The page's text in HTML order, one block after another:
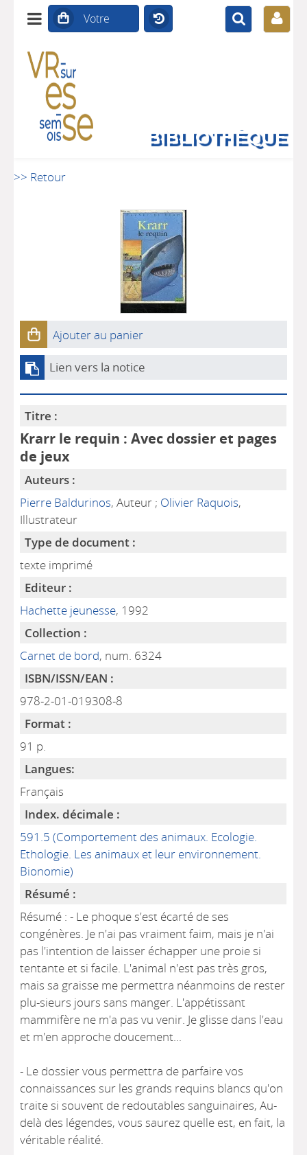
BIBLIOTHÈQUE
>> Retour
Ajouter au panier
Lien vers la notice
Titre :
Krarr le requin : Avec dossier et pages
de jeux
Auteurs :
Pierre Baldurinos, Auteur ; Olivier Raquois,
Illustrateur
Type de document :
texte imprimé
Editeur :
Hachette jeunesse, 1992
Collection :
Carnet de bord, num. 6324
ISBN/ISSN/EAN :
978-2-01-019308-8
Format :
91 p.
Langues:
Français
Index. décimale :
591.5 (Comportement des animaux. Ecologie.
Ethologie. Les animaux et leur environnement.
Bionomie)
Résumé :
Résumé : - Le phoque s'est écarté de ses
congénères. Je n'ai pas vraiment faim, mais je n'ai
pas l'intention de laisser échapper une proie si
tentante et si facile. L'animal n'est pas très gros,
mais sa graisse me permettra néanmoins de rester
plu-sieurs jours sans manger. L'appétissant
mammifère ne m'a pas vu venir. Je glisse dans l'eau
et m'en approche doucement...
- Le dossier vous permettra de parfaire vos
connaissances sur les grands requins blancs qu'on
traite si souvent de redoutables sanguinaires, Au-
delà des légendes, vous saurez quelle est, en fait, la
véritable réalité.